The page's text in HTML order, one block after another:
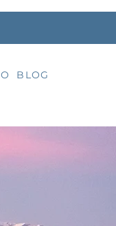
BLOG